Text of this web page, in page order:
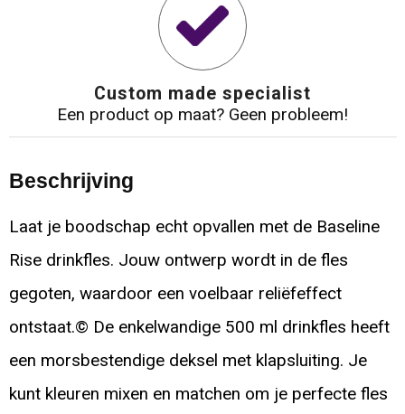
Custom made specialist
Een product op maat? Geen probleem!
Beschrijving
Laat je boodschap echt opvallen met de Baseline
Rise drinkfles. Jouw ontwerp wordt in de fles
gegoten, waardoor een voelbaar reliëfeffect
ontstaat.© De enkelwandige 500 ml drinkfles heeft
een morsbestendige deksel met klapsluiting. Je
kunt kleuren mixen en matchen om je perfecte fles